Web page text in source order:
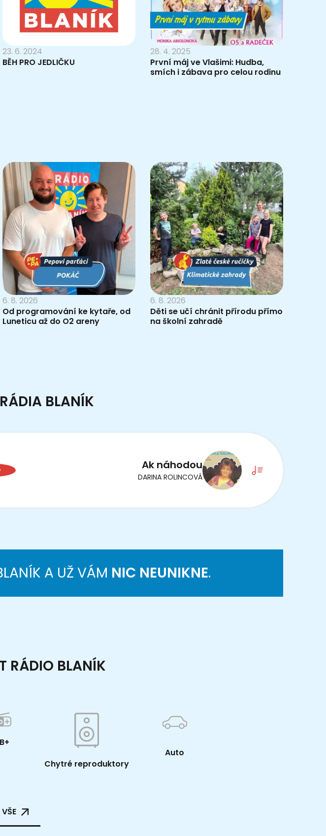
23. 6. 2024
BĚH PRO JEDLIČKU
28. 4. 2025
První máj ve Vlašimi: Hudba,
smích i zábava pro celou rodinu
6. 8. 2026
Od programování ke kytaře, od
Luneticu až do O2 areny
6. 8. 2026
Děti se učí chránit přírodu přímo
na školní zahradě
BLANÍK
Ak náhodou
DARINA ROLINCOVÁ
A UŽ VÁM NIC NEUNIKNE.
RÁDIO BLANÍK
Chytré reproduktory
Auto